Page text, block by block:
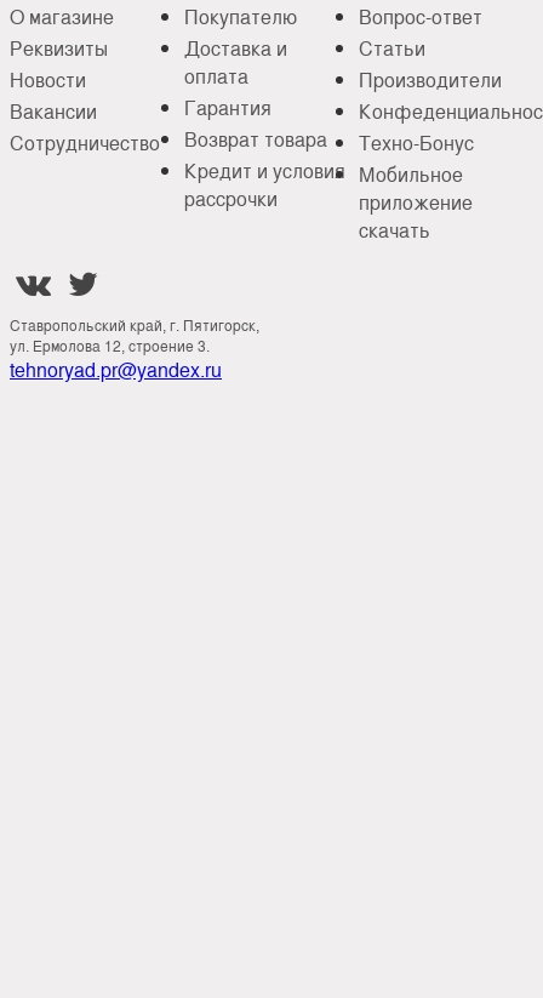
О магазине
Реквизиты
Новости
Вакансии
Сотрудничество
Покупателю
Доставка и
оплата
Гарантия
Возврат товара
Кредит и условия
рассрочки
Вопрос-ответ
Статьи
Производители
Техно-Бонус
Мобильное
приложение
скачать
 
Ставропольский край, г. Пятигорск,
ул. Ермолова 12, строение 3.
tehnoryad.pr@yandex.ru